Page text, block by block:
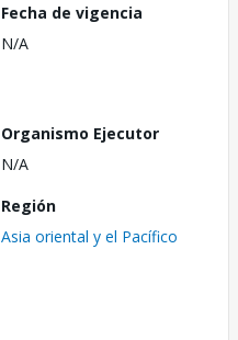
Fecha de vigencia
N/A
Organismo Ejecutor
N/A
Región
Asia oriental y el Pacífico